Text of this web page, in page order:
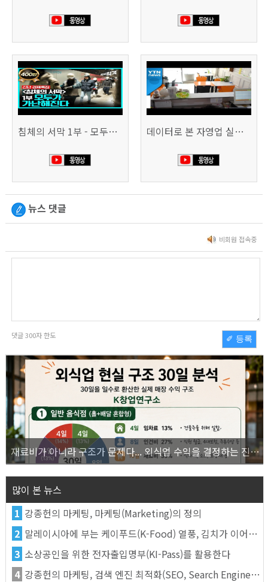
침체의 서막 1부 - 모두가 가난해진다 | 시사직격 신년특집 데이터로 본 자영업 실태 - 매출 '뚝', 장수 업소도 '휘청'
뉴스 댓글
비회원 접속중
댓글300자 한도 ✐ 등록
재료비가 아니라 구조가 문제다... 외식업 수익을 결정하는 진짜 숫자의 비밀
많이 본 뉴스
1 강종헌의 마케팅, 마케팅(Marketing)의 정의
2 말레이시아에 부는 케이푸드(K-Food) 열풍, 김치가 이어간다
3 소상공인을 위한 전자출입명부(KI-Pass)를 활용한다
4 강종헌의 마케팅, 검색 엔진 최적화(SEO, Search Engine Optimization)란